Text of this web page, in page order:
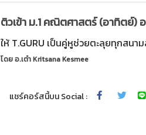
ติวเข้า ม.1 คณิตศาสตร์ (อาทิตย์)
ให้ T.GURU เป็นคู่หูช่วยตะลุยทุกสนา
โดยอ.เต๋า Kritsana Kesmee
แชร์คอร์สนี้บน Social :